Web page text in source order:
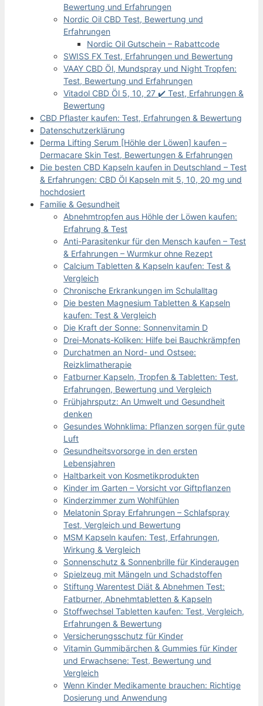
Bewertung und Erfahrungen
Nordic Oil CBD Test, Bewertung und
Erfahrungen
Nordic Oil Gutschein – Rabattcode
SWISS FX Test, Erfahrungen und Bewertung
VAAY CBD Öl, Mundspray und Night Tropfen:
Test, Bewertung und Erfahrungen
Vitadol CBD Öl 5, 10, 27 ✔️ Test, Erfahrungen &
Bewertung
CBD Pflaster kaufen: Test, Erfahrungen & Bewertung
Datenschutzerklärung
Derma Lifting Serum [Höhle der Löwen] kaufen –
Dermacare Skin Test, Bewertungen & Erfahrungen
Die besten CBD Kapseln kaufen in Deutschland – Test
& Erfahrungen: CBD Öl Kapseln mit 5, 10, 20 mg und
hochdosiert
Familie & Gesundheit
Abnehmtropfen aus Höhle der Löwen kaufen:
Erfahrung & Test
Anti-Parasitenkur für den Mensch kaufen – Test
& Erfahrungen – Wurmkur ohne Rezept
Calcium Tabletten & Kapseln kaufen: Test &
Vergleich
Chronische Erkrankungen im Schulalltag
Die besten Magnesium Tabletten & Kapseln
kaufen: Test & Vergleich
Die Kraft der Sonne: Sonnenvitamin D
Drei-Monats-Koliken: Hilfe bei Bauchkrämpfen
Durchatmen an Nord- und Ostsee:
Reizklimatherapie
Fatburner Kapseln, Tropfen & Tabletten: Test,
Erfahrungen, Bewertung und Vergleich
Frühjahrsputz: An Umwelt und Gesundheit
denken
Gesundes Wohnklima: Pflanzen sorgen für gute
Luft
Gesundheitsvorsorge in den ersten
Lebensjahren
Haltbarkeit von Kosmetikprodukten
Kinder im Garten – Vorsicht vor Giftpflanzen
Kinderzimmer zum Wohlfühlen
Melatonin Spray Erfahrungen – Schlafspray
Test, Vergleich und Bewertung
MSM Kapseln kaufen: Test, Erfahrungen,
Wirkung & Vergleich
Sonnenschutz & Sonnenbrille für Kinderaugen
Spielzeug mit Mängeln und Schadstoffen
Stiftung Warentest Diät & Abnehmen Test:
Fatburner, Abnehmtabletten & Kapseln
Stoffwechsel Tabletten kaufen: Test, Vergleich,
Erfahrungen & Bewertung
Versicherungsschutz für Kinder
Vitamin Gummibärchen & Gummies für Kinder
und Erwachsene: Test, Bewertung und
Vergleich
Wenn Kinder Medikamente brauchen: Richtige
Dosierung und Anwendung